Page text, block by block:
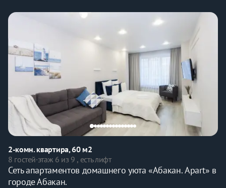
2-комн. квартира, 60 м2
8 гостей·этаж 6 из 9 , есть лифт
Сеть апартаментов домашнего уюта «Абакан. Apart» в
городе Абакан.